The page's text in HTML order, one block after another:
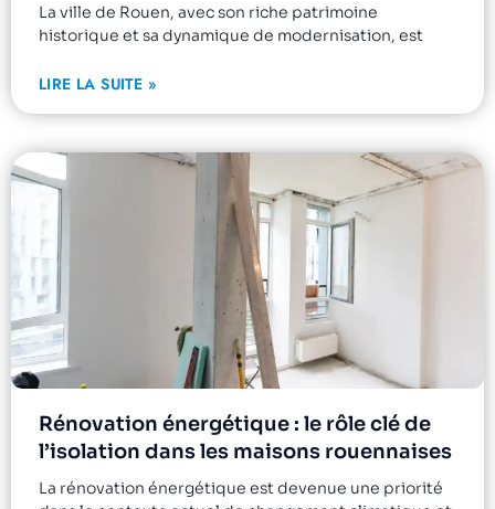
La ville de Rouen, avec son riche patrimoine
historique et sa dynamique de modernisation, est
LIRE LA SUITE »
Rénovation énergétique : le rôle clé de
l’isolation dans les maisons rouennaises
La rénovation énergétique est devenue une priorité